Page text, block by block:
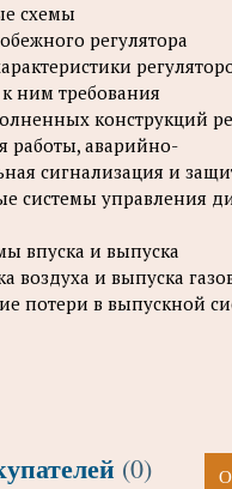
схемы
регулятора
ним требования
конструкций
работы, аварийно-
сигнализация и
системы управления
впуска и выпуска
воздуха и выпуска
потери в выпускной
(0)